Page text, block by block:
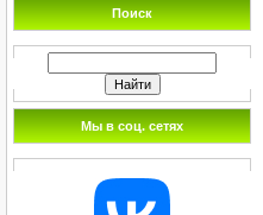
Поиск
Мы в соц. сетях